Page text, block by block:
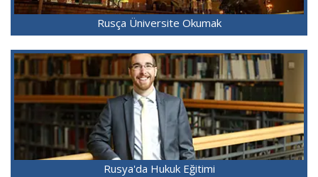
Rusça Üniversite Okumak
Rusya'da Hukuk Eğitimi